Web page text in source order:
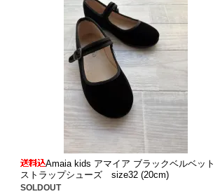
Amaia kids アマイア ブラックベルベット
ストラップシューズ size32 (20cm)
SOLDOUT